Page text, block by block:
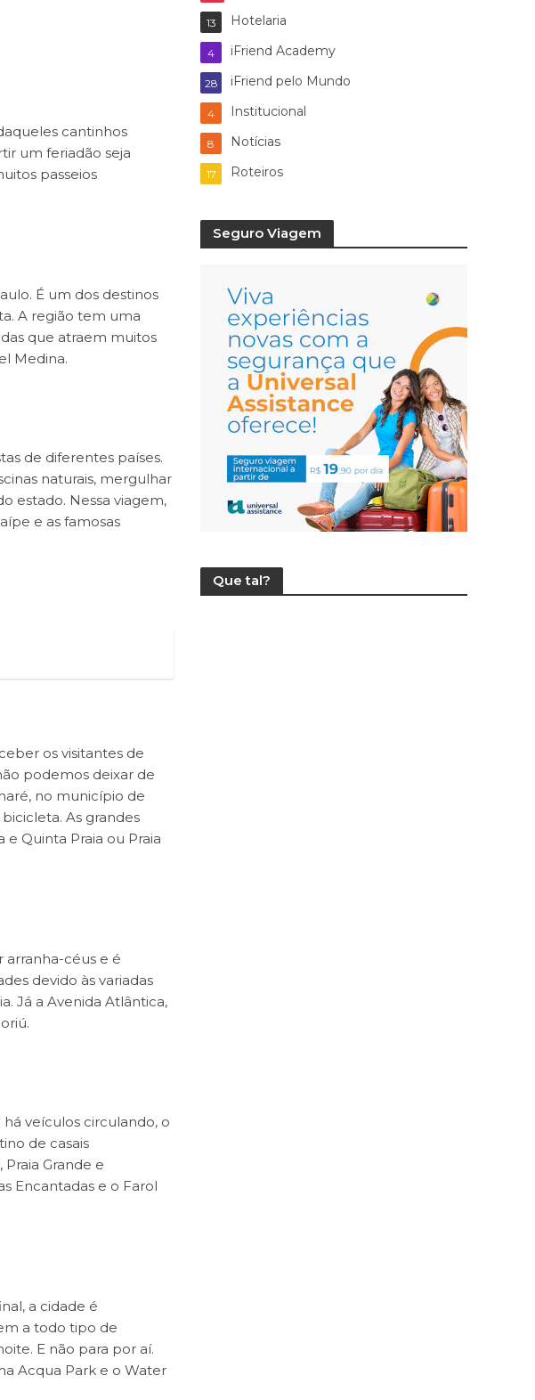
cantinhos
um feriadão seja
passeios
É um dos destinos
A região tem uma
que atraem muitos
Medina.
de diferentes países.
naturais, mergulhar
estado. Nessa viagem,
e as famosas
os visitantes de
podemos deixar de
no município de
As grandes
e Quinta Praia ou Praia
céus e é
devido às variadas
Já a Avenida Atlântica,
veículos circulando, o
de casais
Grande e
Encantadas e o Farol
a cidade é
a todo tipo de
E não para por aí.
Acqua Park e o Water
Hotelaria
13
iFriend Academy
4
iFriend pelo Mundo
28
Institucional
4
Notícias
8
Roteiros
17
Seguro Viagem
Que tal?